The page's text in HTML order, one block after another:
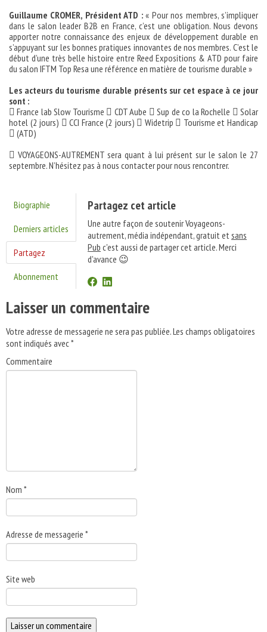
Guillaume CROMER, Président ATD :« Pour nos membres, s’impliquer
dans le salon leader B2B en France, c’est une obligation. Nous devons
apporter notre connaissance des enjeux de développement durable en
s’appuyant sur les bonnes pratiques innovantes de nos membres. C’est le
début d’une très belle histoire entre Reed Expositions & ATD pour faire
du salon IFTM Top Resa une référence en matière de tourisme durable »
Les acteurs du tourisme durable présents sur cet espace à ce jour
sont :
 France lab Slow Tourisme  CDT Aube  Sup de co la Rochelle  Solar
hotel (2 jours)  CCI France (2 jours)  Widetrip  Tourisme et Handicap
 (ATD)
 VOYAGEONS-AUTREMENT sera quant à lui présent sur le salon le 27
septembre. N’hésitez pas à nous contacter pour nous rencontrer.
Biographie
Derniers articles
Partagez
Abonnement
Partagez cet article
Une autre façon de soutenir Voyageons-
autrement, média indépendant, gratuit etsans
Pub c'est aussi de partager cet article. Merci
d'avance 😉
Laisser un commentaire
Votre adresse de messagerie ne sera pas publiée.Les champs obligatoires
sont indiqués avec*
Commentaire
Nom *
Adresse de messagerie *
Site web